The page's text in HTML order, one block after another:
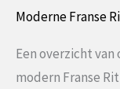
Moderne Franse
Een overzicht
modern Franse